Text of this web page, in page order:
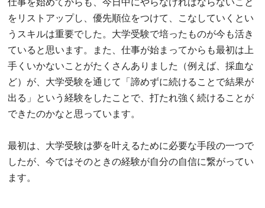
をリストアップし、優先順位をつけて、こなしていくとい
うスキルは重要でした。大学受験で培ったものが今も活き
ていると思います。また、仕事が始まってからも最初は上
手くいかないことがたくさんありました（例えば、採血な
ど）が、大学受験を通じて「諦めずに続けることで結果が
出る」という経験をしたことで、打たれ強く続けることが
できたのかなと思っています。
最初は、大学受験は夢を叶えるために必要な手段の一つで
したが、今ではそのときの経験が自分の自信に繋がってい
ます。